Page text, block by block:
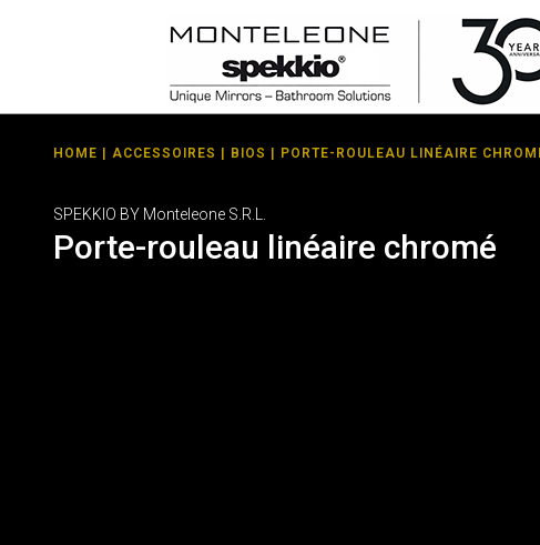
HOME ACCESSOIRES BIOS | PORTE-ROULEAU LINÉAIRE
SPEKKIO BY Monteleone S.R.L.
Porte-rouleau linéaire chromé